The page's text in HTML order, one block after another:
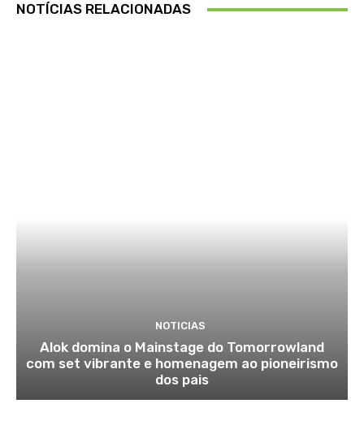
NOTÍCIAS RELACIONADAS
NOTICIAS
Alok domina o Mainstage do Tomorrowland
com set vibrante e homenagem ao pioneirismo
dos pais